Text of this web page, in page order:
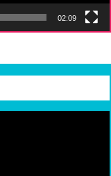
02:09